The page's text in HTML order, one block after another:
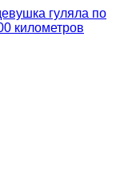
гуляла по
километров